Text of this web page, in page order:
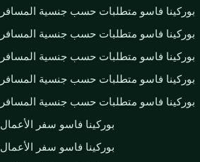
بوركينا فاسو متطلبات حسب جنسية المسافر
بوركينا فاسو متطلبات حسب جنسية المسافر
بوركينا فاسو متطلبات حسب جنسية المسافر
بوركينا فاسو متطلبات حسب جنسية المسافر
بوركينا فاسو متطلبات حسب جنسية المسافر
بوركينا فاسو سفر الأعمال
بوركينا فاسو سفر الأعمال